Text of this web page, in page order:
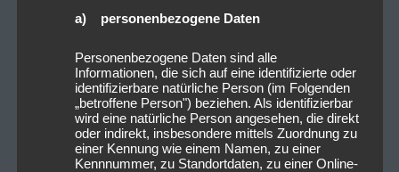
a) personenbezogene Daten
Personenbezogene Daten sind alle
Informationen, die sich auf eine identifizierte oder
identifizierbare natürliche Person (im Folgenden
„betroffene Person") beziehen. Als identifizierbar
wird eine natürliche Person angesehen, die direkt
oder indirekt, insbesondere mittels Zuordnung zu
einer Kennung wie einem Namen, zu einer
Kennnummer, zu Standortdaten, zu einer Online-